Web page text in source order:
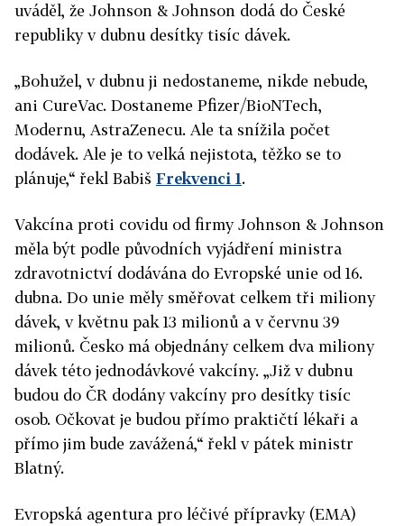
uváděl, že Johnson & Johnson dodá do České
republiky v dubnu desítky tisíc dávek.
„Bohužel, v dubnu ji nedostaneme, nikde nebude,
ani CureVac. Dostaneme Pfizer/BioNTech,
Modernu, AstraZenecu. Ale ta snížila počet
dodávek. Ale je to velká nejistota, těžko se to
plánuje,“ řekl Babiš Frekvenci 1.
Vakcína proti covidu od firmy Johnson & Johnson
měla být podle původních vyjádření ministra
zdravotnictví dodávána do Evropské unie od 16.
dubna. Do unie měly směřovat celkem tři miliony
dávek, v květnu pak 13 milionů a v červnu 39
milionů. Česko má objednány celkem dva miliony
dávek této jednodávkové vakcíny. „Již v dubnu
budou do ČR dodány vakcíny pro desítky tisíc
osob. Očkovat je budou přímo praktičtí lékaři a
přímo jim bude zavážená,“ řekl v pátek ministr
Blatný.
Evropská agentura pro léčivé přípravky (EMA)